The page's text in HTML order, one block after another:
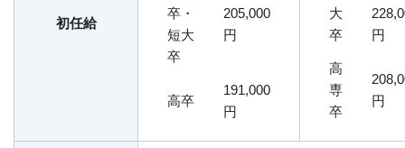
初任給
卒・
短大
卒
205,000
円
高卒
191,000
円
大
卒
円
高
専
卒
円